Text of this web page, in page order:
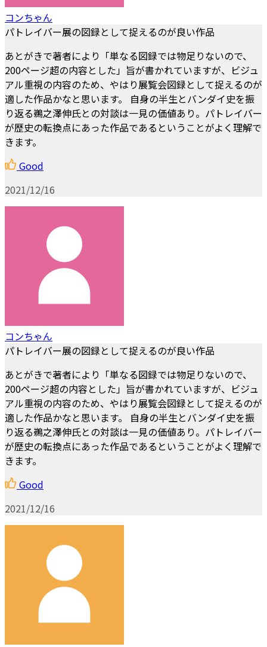
コンちゃん
パトレイバー展の図録として捉えるのが良い作品
あとがきで著者により「単なる図録では物足りないので、
200ページ超の内容とした」旨が書かれていますが、ビジュ
アル重視の内容のため、やはり展覧会図録として捉えるのが
適した作品かなと思います。 自身の半生とバンダイ史を振
り返る鵜之澤伸氏との対談は一見の価値あり。パトレイバー
が歴史の転換点にあった作品であるということがよく理解で
きます。
Good
2021/12/16
コンちゃん
パトレイバー展の図録として捉えるのが良い作品
あとがきで著者により「単なる図録では物足りないので、
200ページ超の内容とした」旨が書かれていますが、ビジュ
アル重視の内容のため、やはり展覧会図録として捉えるのが
適した作品かなと思います。 自身の半生とバンダイ史を振
り返る鵜之澤伸氏との対談は一見の価値あり。パトレイバー
が歴史の転換点にあった作品であるということがよく理解で
きます。
Good
2021/12/16